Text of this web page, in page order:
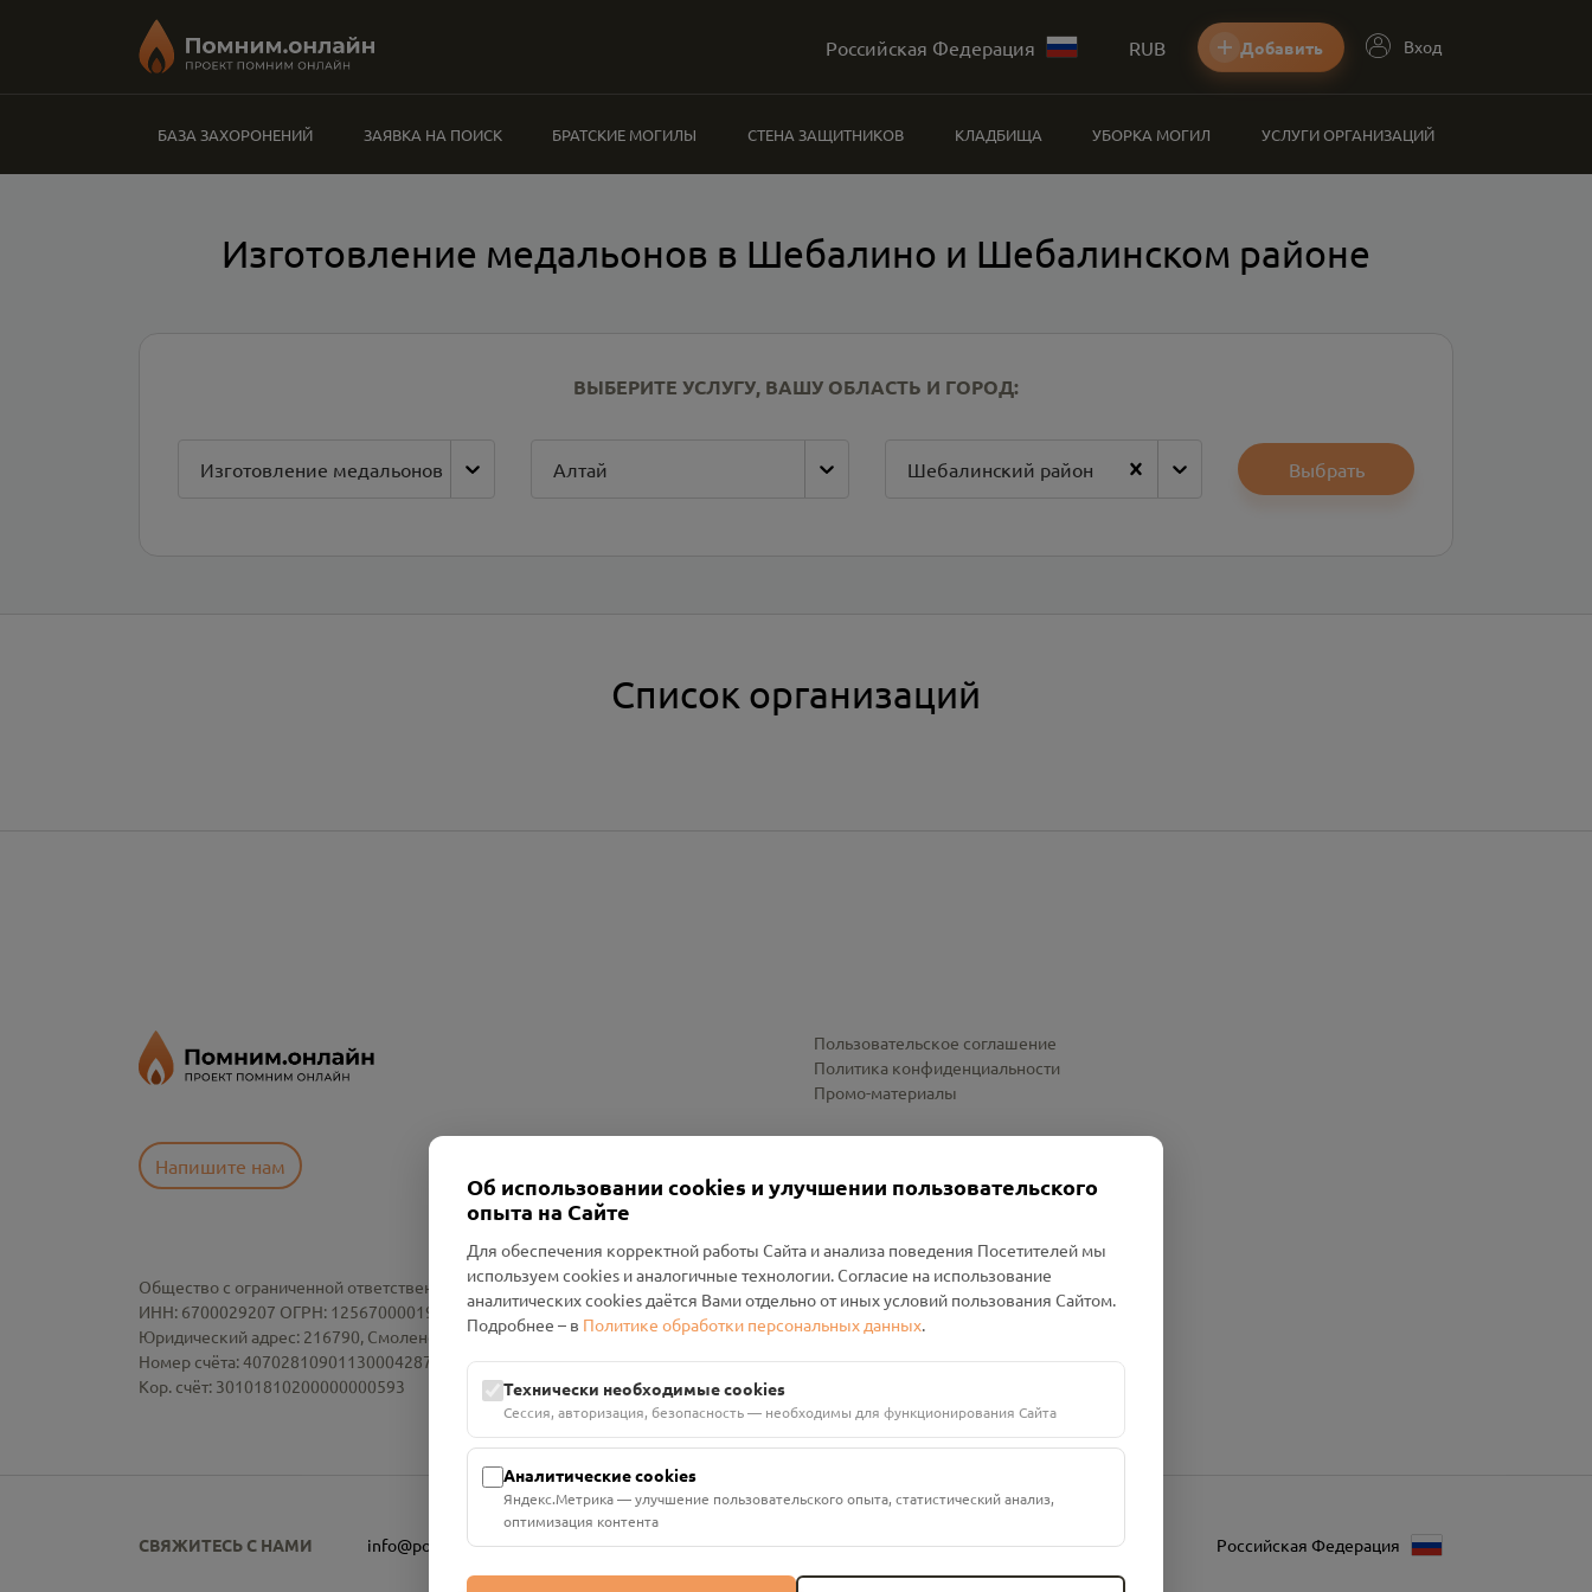
Российская Федерация RUB Добавить Вход
БАЗА ЗАХОРОНЕНИЙ ЗАЯВКА НА ПОИСК БРАТСКИЕ МОГИЛЫ СТЕНА ЗАЩИТНИКОВ КЛАДБИЩА УБОРКА МОГИЛ УСЛУГИ ОРГАНИЗАЦИЙ
Изготовление медальонов в Шебалино и Шебалинском районе
ВЫБЕРИТЕ УСЛУГУ, ВАШУ ОБЛАСТЬ И ГОРОД:
Изготовление медальонов Алтай Шебалинский район Выбрать
Список организаций
Напишите нам
Пользовательское соглашение
Политика конфиденциальности
Промо-материалы
Общество с ограниченной ответственностью «Смоленский Проект Помним»
ИНН: 6700029207 ОГРН: 1256700001986
Юридический адрес: 216790, Смоленская область, р-н Руднянский, г. Рудня, улица Западная, д. 26А, пом. 18
Номер счёта: 40702810901130004287 в АО "АЛЬФА-БАНК"
Кор. счёт: 30101810200000000593
СВЯЖИТЕСЬ С НАМИ info@pomnim.online Российская Федерация
Об использовании cookies и улучшении пользовательского
опыта на Сайте
Для обеспечения корректной работы Сайта и анализа поведения Посетителей мы
используем cookies и аналогичные технологии. Согласие на использование
аналитических cookies даётся Вами отдельно от иных условий пользования Сайтом.
Подробнее – в Политике обработки персональных данных.
Технически необходимые cookies
Сессия, авторизация, безопасность — необходимы для функционирования Сайта
Аналитические cookies
Яндекс.Метрика — улучшение пользовательского опыта, статистический анализ,
оптимизация контента